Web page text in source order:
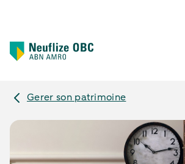
Gerer son patrimoine